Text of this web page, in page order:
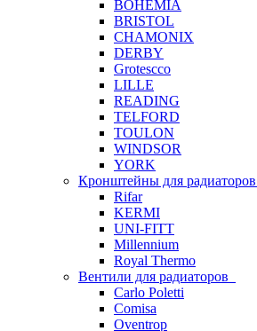
BOHEMIA
BRISTOL
CHAMONIX
DERBY
Grotescco
LILLE
READING
TELFORD
TOULON
WINDSOR
YORK
Кронштейны для радиаторов
Rifar
KERMI
UNI-FITT
Millennium
Royal Thermo
Вентили для радиаторов
Carlo Poletti
Comisa
Oventrop